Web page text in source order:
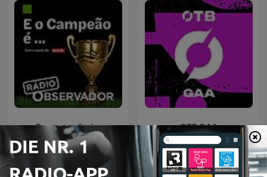
E o campeão é... OTB GAA